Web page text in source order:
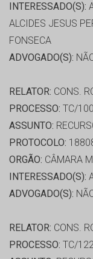
INTERESSADO(S):
ALCIDES JESUS
FONSECA
ADVOGADO(S):
RELATOR: CONS.
PROCESSO: TC/
ASSUNTO:
PROTOCOLO:
ORGÃO: CÂMARA
INTERESSADO(S):
ADVOGADO(S):
RELATOR: CONS.
PROCESSO: TC/